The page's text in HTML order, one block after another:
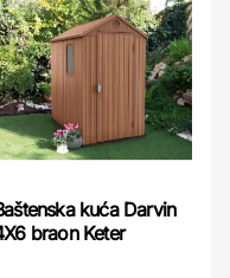
kuća Darvin
braon Keter